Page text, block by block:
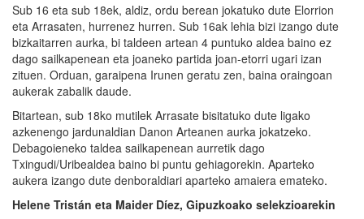
Sub 16 eta sub 18ek, aldiz, ordu berean jokatuko dute Elorrion
eta Arrasaten, hurrenez hurren. Sub 16ak lehia bizi izango dute
bizkaitarren aurka, bi taldeen artean 4 puntuko aldea baino ez
dago sailkapenean eta joaneko partida joan-etorri ugari izan
zituen. Orduan, garaipena Irunen geratu zen, baina oraingoan
aukerak zabalik daude.
Bitartean, sub 18ko mutilek Arrasate bisitatuko dute ligako
azkenengo jardunaldian Danon Arteanen aurka jokatzeko.
Debagoieneko taldea sailkapenean aurretik dago
Txingudi/Uribealdea baino bi puntu gehiagorekin. Aparteko
aukera izango dute denboraldiari aparteko amaiera emateko.
Helene Tristán eta Maider Díez, Gipuzkoako selekzioarekin